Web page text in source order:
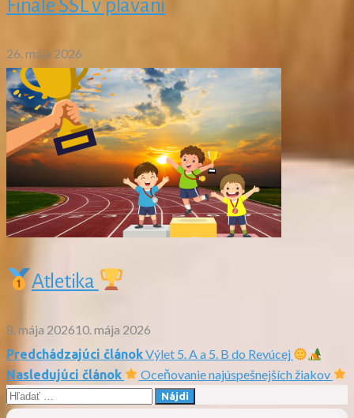
Finále ŠŠL v plávaní
26. mája 2026
Atletika
8. mája 202610. mája 2026
Navigácia
v
Predchádzajúci článokVýlet 5. A a 5. B do Revúcej
Nasledujúci článok
Oceňovanie najúspešnejších žiakov
Hľadať: